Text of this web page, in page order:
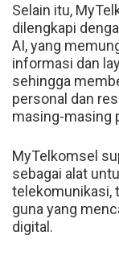
Selain itu,
dilengkapi
AI, yang
informasi dan
sehingga
personal dan
masing-masing
MyTelkomsel
sebagai alat
telekomunikasi,
guna yang
digital.